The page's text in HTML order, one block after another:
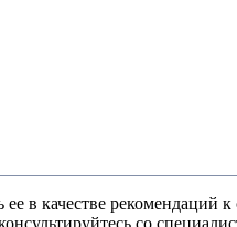
в качестве рекомендаций